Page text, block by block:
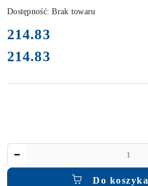
Dostępność:Brak towaru
cena:
214.83
Cena:
214.83
Do koszyka